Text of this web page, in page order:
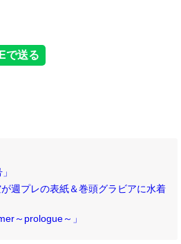
週プレの表紙＆巻頭グラビアに水着
～prologue～」